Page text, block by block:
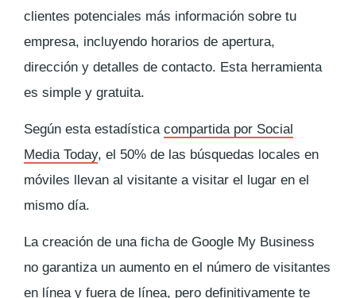
clientes potenciales más información sobre tu
empresa, incluyendo horarios de apertura,
dirección y detalles de contacto. Esta herramienta
es simple y gratuita.
Según esta estadística compartida por Social
Media Today, el 50% de las búsquedas locales en
móviles llevan al visitante a visitar el lugar en el
mismo día.
La creación de una ficha de Google My Business
no garantiza un aumento en el número de visitantes
en línea y fuera de línea, pero definitivamente te